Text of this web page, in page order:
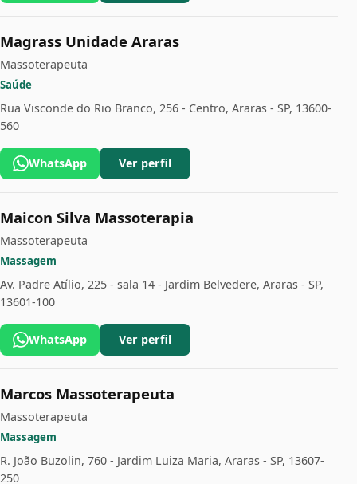
Magrass Unidade Araras
Massoterapeuta
Saúde
Rua Visconde do Rio Branco, 256 - Centro, Araras - SP, 13600-
560
WhatsApp Ver perfil
Maicon Silva Massoterapia
Massoterapeuta
Massagem
Av. Padre Atílio, 225 - sala 14 - Jardim Belvedere, Araras - SP,
13601-100
WhatsApp Ver perfil
Marcos Massoterapeuta
Massoterapeuta
Massagem
R. João Buzolin, 760 - Jardim Luiza Maria, Araras - SP, 13607-
250